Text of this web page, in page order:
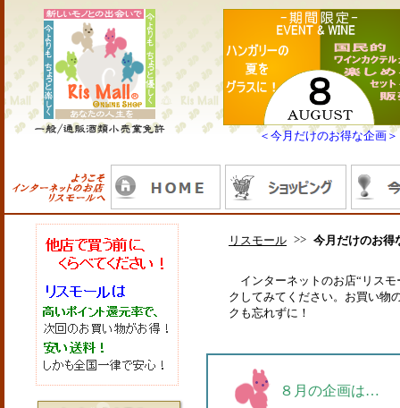
＜今月だけのお得な企画＞
リスモール >> 今月だけのお得
インターネットのお店“リスモ
クしてみてください。お買い物
クも忘れずに！
８月の企画は…